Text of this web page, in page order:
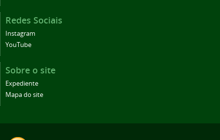
Redes Sociais
Instagram
YouTube
Sobre o site
Expediente
Mapa do site